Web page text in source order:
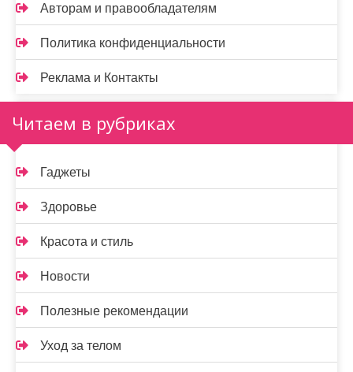
Авторам и правообладателям
Политика конфиденциальности
Реклама и Контакты
Читаем в рубриках
Гаджеты
Здоровье
Красота и стиль
Новости
Полезные рекомендации
Уход за телом